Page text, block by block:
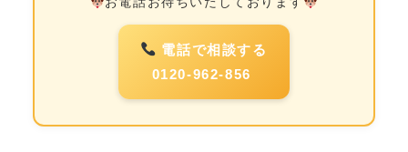
電話で相談する
0120-962-856